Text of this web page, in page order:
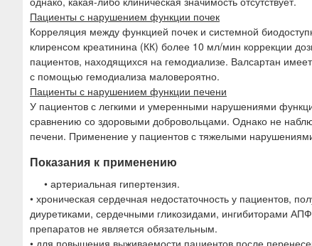
Пациенты с нарушением функции почек
Корреляция между функцией почек и системной
клиренсом креатинина (КК) более 10 мл/мин коррекции
пациентов, находящихся на гемодиализе. Валсартан
с помощью гемодиализа маловероятно.
Пациенты с нарушением функции печени
У пациентов с легкими и умеренными нарушениями
сравнению со здоровыми добровольцами. Однако не
печени. Применение у пациентов с тяжелыми
Показания к применению
• артериальная гипертензия.
• хроническая сердечная недостаточность у пациентов,
диуретиками, сердечными гликозидами, ингибиторами
препаратов не является обязательным.